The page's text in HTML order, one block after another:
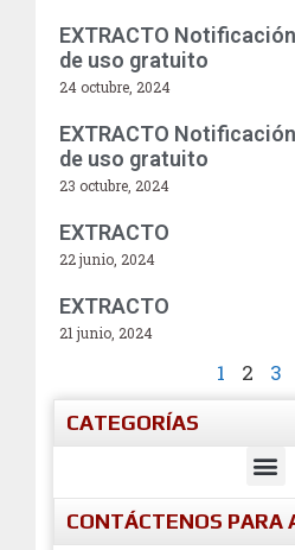
EXTRACTO
de uso gratuito
24 octubre, 2024
EXTRACTO
de uso gratuito
23 octubre, 2024
EXTRACTO
22 junio, 2024
EXTRACTO
21 junio, 2024
1 2 3
CATEGORÍAS
CONTÁCTENOS PARA